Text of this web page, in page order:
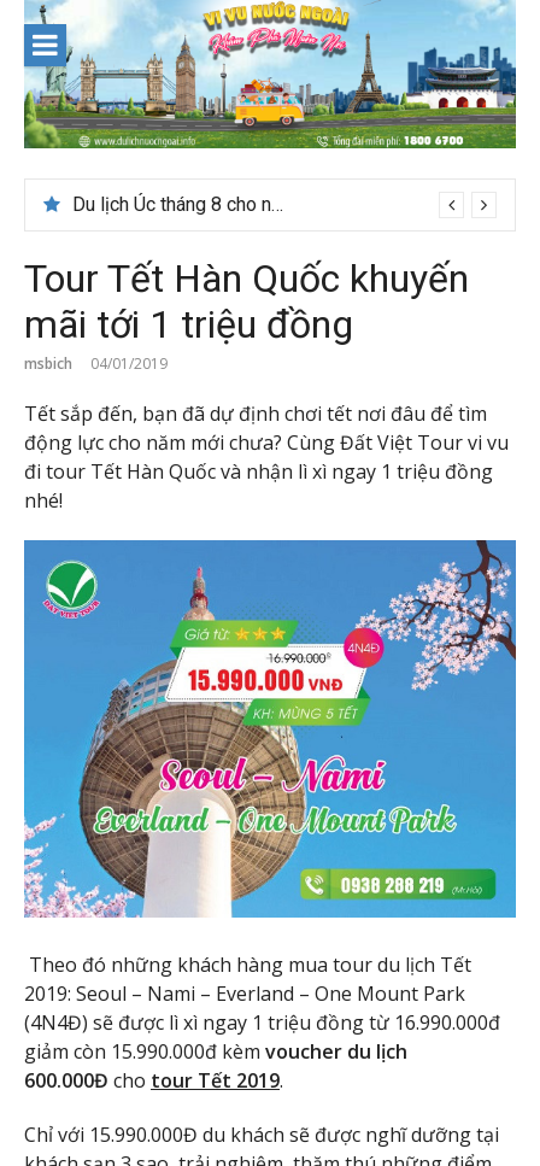
content
Du lịch Úc tháng 8 cho người mới nên đi đâu?
[Bật mí] Tháng 8 nên đi nước nào đẹp? Gợi ý 5+ tọa độ hot 2026
Tour Tết Hàn Quốc khuyến
mãi tới 1 triệu đồng
msbich 04/01/2019
Tết sắp đến, bạn đã dự định chơi tết nơi đâu để tìm
động lực cho năm mới chưa? Cùng Đất Việt Tour vi vu
đi tour Tết Hàn Quốc và nhận lì xì ngay 1 triệu đồng
nhé!
Theo đó những khách hàng mua tour du lịch Tết
2019: Seoul – Nami – Everland – One Mount Park
(4N4Đ) sẽ được lì xì ngay 1 triệu đồng từ 16.990.000đ
giảm còn 15.990.000đ kèm voucher du lịch
600.000Đ cho tour Tết 2019.
Chỉ với 15.990.000Đ du khách sẽ được nghĩ dưỡng tại